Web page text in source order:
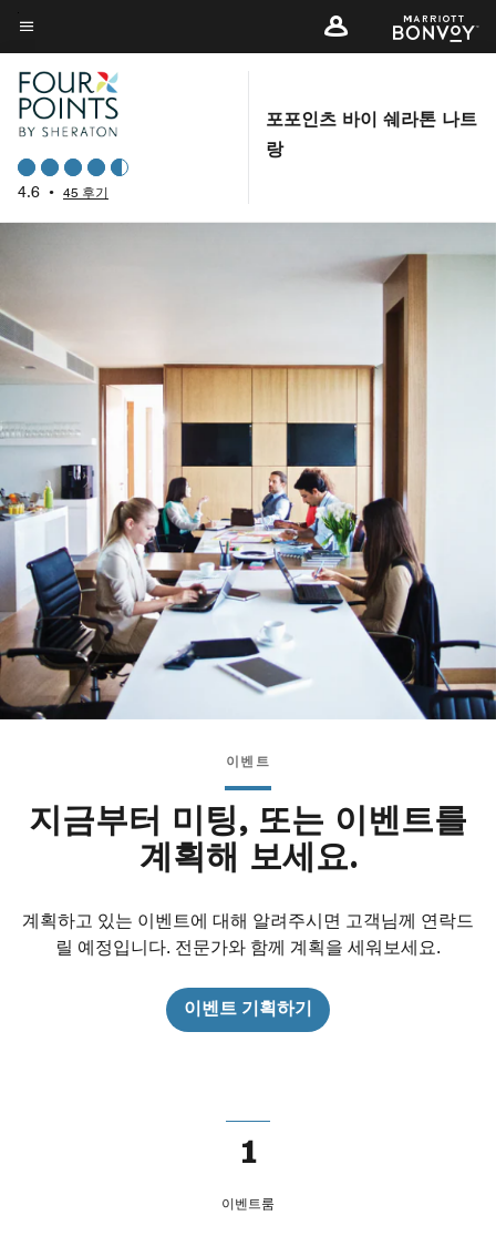
Skip
to
main
content
메뉴 텍스트
4.6 • 45 후기
포포인츠 바이 쉐라톤 나트
랑
이벤트
지금부터 미팅, 또는 이벤트를
계획해 보세요.
계획하고 있는 이벤트에 대해 알려주시면 고객님께 연락드
릴 예정입니다. 전문가와 함께 계획을 세워보세요.
이벤트 기획하기
1
이벤트룸